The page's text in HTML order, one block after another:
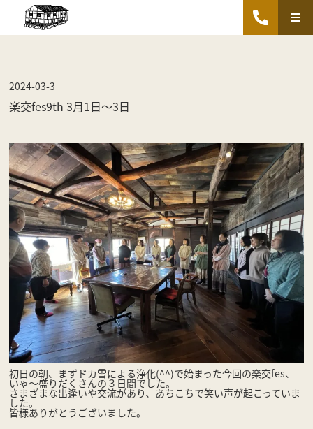
2024-03-3
楽交fes9th 3月1日〜3日
初日の朝、まずドカ雪による浄化(^^)で始まった今回の楽交fes、
いゃ〜盛りだくさんの３日間でした。
さまざまな出逢いや交流があり、あちこちで笑い声が起こっていま
した。
皆様ありがとうございました。